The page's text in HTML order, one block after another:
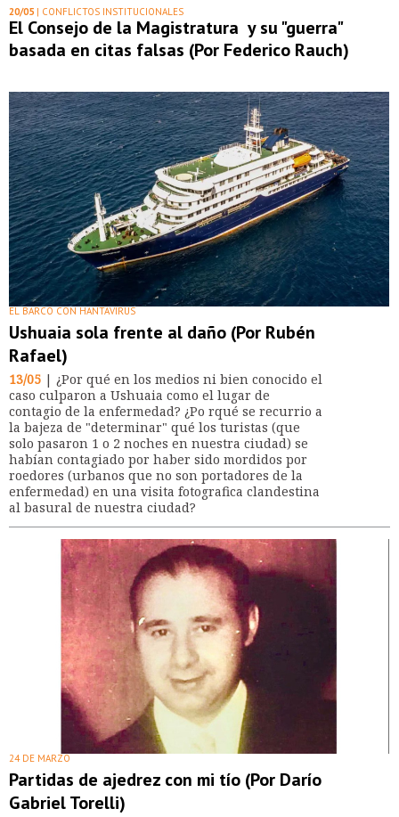
20/05 | CONFLICTOS INSTITUCIONALES
El Consejo de la Magistratura y su "guerra"
basada en citas falsas (Por Federico Rauch)
EL BARCO CON HANTAVIRUS
Ushuaia sola frente al daño (Por Rubén
Rafael)
13/05 | ¿Por qué en los medios ni bien conocido el
caso culparon a Ushuaia como el lugar de
contagio de la enfermedad? ¿Po rqué se recurrio a
la bajeza de "determinar" qué los turistas (que
solo pasaron 1 o 2 noches en nuestra ciudad) se
habían contagiado por haber sido mordidos por
roedores (urbanos que no son portadores de la
enfermedad) en una visita fotografica clandestina
al basural de nuestra ciudad?
24 DE MARZO
Partidas de ajedrez con mi tío (Por Darío
Gabriel Torelli)